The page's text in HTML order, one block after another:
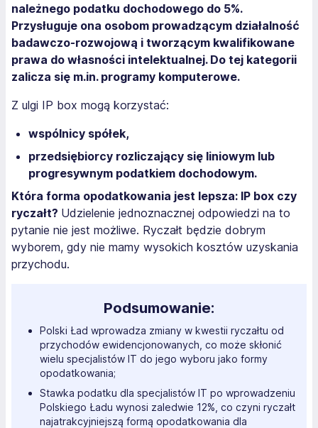
należnego podatku dochodowego do 5%.
Przysługuje ona osobom prowadzącym działalność
badawczo-rozwojową i tworzącym kwalifikowane
prawa do własności intelektualnej. Do tej kategorii
zalicza się m.in. programy komputerowe.
Z ulgi IP box mogą korzystać:
wspólnicy spółek,
przedsiębiorcy rozliczający się liniowym lub
progresywnym podatkiem dochodowym.
Która forma opodatkowania jest lepsza: IP box czy
ryczałt? Udzielenie jednoznacznej odpowiedzi na to
pytanie nie jest możliwe. Ryczałt będzie dobrym
wyborem, gdy nie mamy wysokich kosztów uzyskania
przychodu.
Podsumowanie:
Polski Ład wprowadza zmiany w kwestii ryczałtu od
przychodów ewidencjonowanych, co może skłonić
wielu specjalistów IT do jego wyboru jako formy
opodatkowania;
Stawka podatku dla specjalistów IT po wprowadzeniu
Polskiego Ładu wynosi zaledwie 12%, co czyni ryczałt
najatrakcyjniejszą formą opodatkowania dla